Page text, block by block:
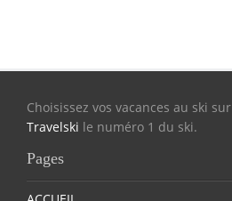
Choisissez vos vacances au ski sur
Travelski le numéro 1 du ski.
Pages